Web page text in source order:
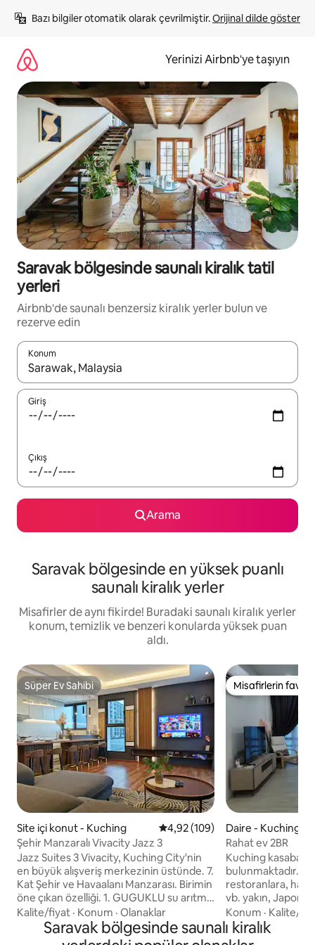
atla
Bazı bilgiler otomatik olarak çevrilmiştir. Orijinal dilde göster
Yerinizi Airbnb'ye taşıyın
Saravak bölgesinde saunalı kiralık tatil
yerleri
Airbnb'de saunalı benzersiz kiralık yerler bulun ve
rezerve edin
Konum
Sonuçlar kullanılabilir olduğunda yukarı ve aşağı oklarıyla
Giriş
Çıkış
Arama
Saravak bölgesinde en yüksek puanlı
saunalı kiralık yerler
Misafirler de aynı fikirde! Buradaki saunalı kiralık yerler
konum, temizlik ve benzeri konularda yüksek puan
aldı.
Süper Ev Sahibi
Süper Ev Sahibi
Site içi konut - Kuching 5 üzerinden ortalama 4,92
4,92 (109)
Şehir Manzaralı Vivacity Jazz 3
Jazz Suites 3 Vivacity, Kuching City'nin
en büyük alışveriş merkezinin üstünde. 7.
Kat Şehir ve Havaalanı Manzarası. Birimin
öne çıkan özelliği. 1. GUGUKLU su arıtma
cihazı 2. Çamaşır kurutma makinesi 3.
Konforlu Yatak Takımları, Bahar yorganlı
şilteler 4. EvPad3 ile 55" Akıllı TV 5.
Kalite/fiyat · Konum · Olanaklar
Misafirlerin
Misafirlerin
Daire - Kuching
Rahat ev 2BR
Kuching kasabası
bulunmaktadır.
restoranlara,
vb. yakın, Japon
ve dış mekanı
evdir. Sarawak Genel Hastanesi'ne 3,60
km. Timberland
Konum · Kalite/
Saravak bölgesinde saunalı kiralık